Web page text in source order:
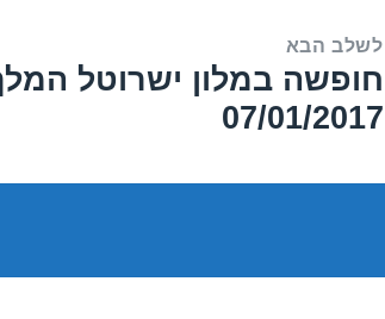
לשלב הבא
הפוסט
הבא:
חופשה במלון ישרוטל
07/01/2017